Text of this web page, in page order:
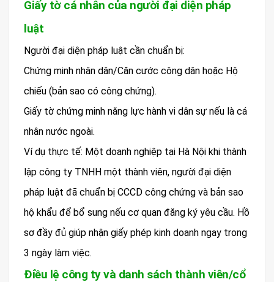
Giấy tờ cá nhân của người đại diện pháp
luật
Người đại diện pháp luật cần chuẩn bị:
Chứng minh nhân dân/Căn cước công dân hoặc Hộ
chiếu (bản sao có công chứng).
Giấy tờ chứng minh năng lực hành vi dân sự nếu là cá
nhân nước ngoài.
Ví dụ thực tế: Một doanh nghiệp tại Hà Nội khi thành
lập công ty TNHH một thành viên, người đại diện
pháp luật đã chuẩn bị CCCD công chứng và bản sao
hộ khẩu để bổ sung nếu cơ quan đăng ký yêu cầu. Hồ
sơ đầy đủ giúp nhận giấy phép kinh doanh ngay trong
3 ngày làm việc.
Điều lệ công ty và danh sách thành viên/cổ